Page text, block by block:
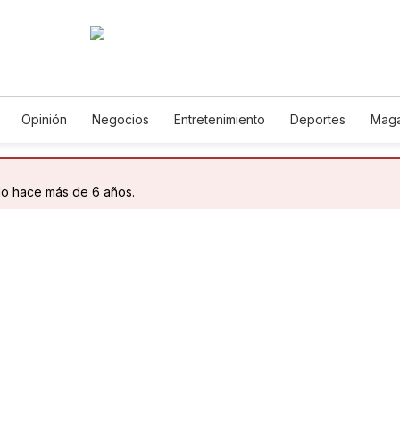
Opinión Negocios Entretenimiento Deportes
hace más de 6 años.